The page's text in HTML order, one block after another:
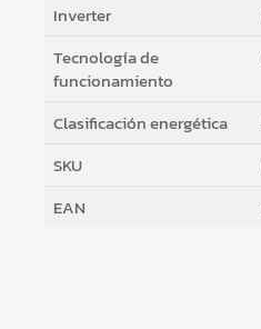
Inverter
Tecnología de
funcionamiento
Clasificación energética
SKU
EAN